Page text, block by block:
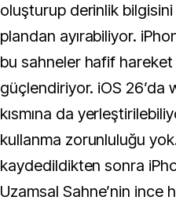
oluşturup derinlik
plandan ayırabiliyor.
bu sahneler hafif
güçlendiriyor. iOS 26’da
kısmına da
kullanma zorunluluğu
kaydedildikten sonra
Uzamsal Sahne’nin ince